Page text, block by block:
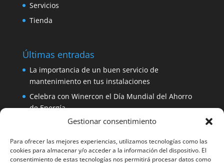
Gestionar consentimiento
Para ofrecer las mejores experiencias, utilizamos tecnologías como las
cookies para almacenar y/o acceder a la información del dispositivo. El
consentimiento de estas tecnologías nos permitirá procesar datos como
Servicios
Tienda
Últimas entradas
La importancia de un buen servicio de
mantenimiento en tus instalaciones
Celebra con Winercon el Día Mundial del Ahorro
de Energía
Placa solar 330W 24V Amerisolar por sólo 137
iDialog: protege tus equipos con un SAI de fácil
instalación